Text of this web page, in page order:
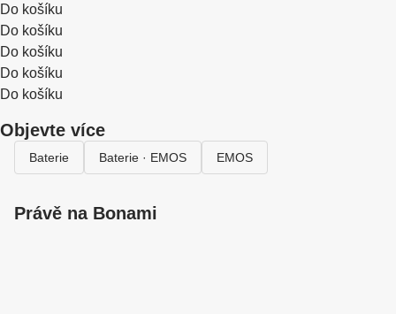
Do košíku
Do košíku
Do košíku
Do košíku
Do košíku
Objevte více
Baterie Baterie · EMOS EMOS
Právě na Bonami